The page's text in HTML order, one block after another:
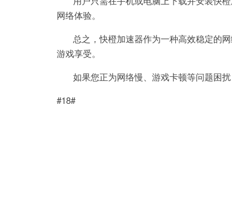
网络体验。
总之，快橙加速器作为一种高效稳定的网
游戏享受。
如果您正为网络慢、游戏卡顿等问题困扰
#18#